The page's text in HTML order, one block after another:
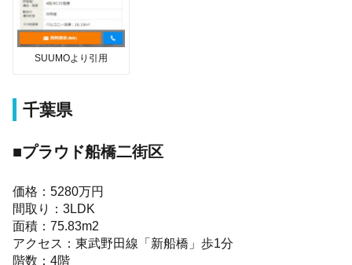
SUUMOより引用
千葉県
■プラウド船橋二街区
価格：5280万円
間取り：3LDK
面積：75.83m2
アクセス：東武野田線「新船橋」歩1分
階数：4階